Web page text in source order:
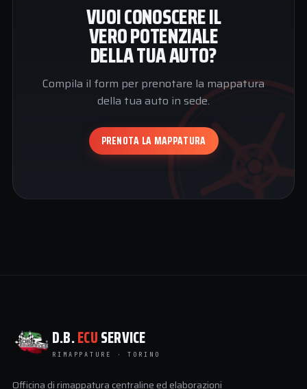
VUOI CONOSCERE IL
VERO POTENZIALE
DELLA TUA AUTO?
Compila il form per prenotare la mappatura
della tua auto in sede.
PRENOTA LA MAPPATURA
D.B.ECUSERVICE
RIMAPPATURE · TORINO
Officina di rimappatura centraline ed elaborazioni